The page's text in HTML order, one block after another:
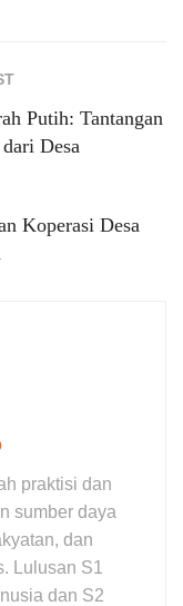
Putih: Tantangan
Desa
Koperasi Desa
praktisi dan
sumber daya
dan
Lulusan S1
dan S2